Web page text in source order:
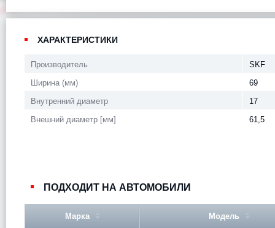
ХАРАКТЕРИСТИКИ
Производитель
SKF
Ширина (мм)
69
Внутренний диаметр
17
Внешний диаметр [мм]
61,5
ПОДХОДИТ НА АВТОМОБИЛИ
Марка Модель